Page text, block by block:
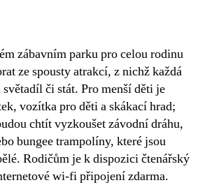
zábavním parku pro celou rodinu
ze spousty atrakcí, z nichž každá
či stát. Pro menší děti je
vozítka pro děti a skákací hrad;
chtít vyzkoušet závodní dráhu,
bungee trampolíny, které jsou
Rodičům je k dispozici čtenářský
wi-fi připojení zdarma.